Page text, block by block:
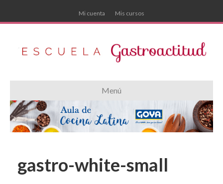
Mi cuenta Mis cursos
Menú
gastro-white-small